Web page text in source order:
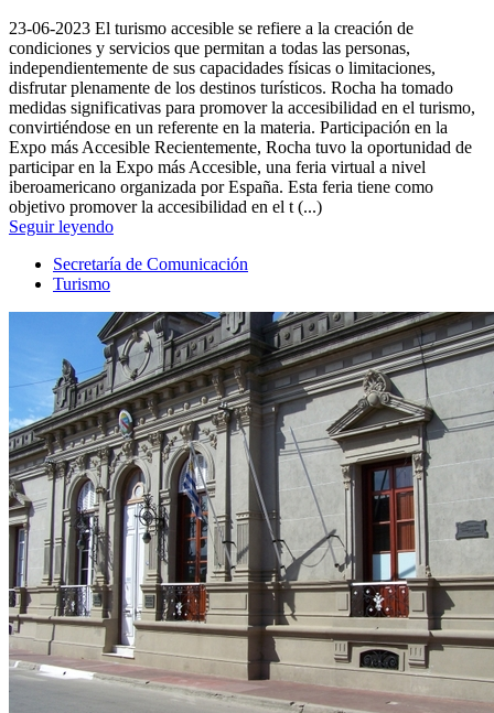
23-06-2023 El turismo accesible se refiere a la creación de
condiciones y servicios que permitan a todas las personas,
independientemente de sus capacidades físicas o limitaciones,
disfrutar plenamente de los destinos turísticos. Rocha ha tomado
medidas significativas para promover la accesibilidad en el turismo,
convirtiéndose en un referente en la materia. Participación en la
Expo más Accesible Recientemente, Rocha tuvo la oportunidad de
participar en la Expo más Accesible, una feria virtual a nivel
iberoamericano organizada por España. Esta feria tiene como
objetivo promover la accesibilidad en el t (...)
Seguir leyendo
Secretaría de Comunicación
Turismo